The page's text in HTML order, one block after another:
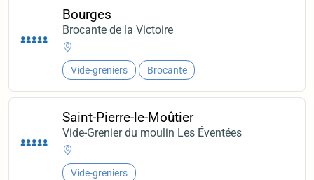
Bourges
Brocante de la Victoire
-
Vide-greniers Brocante
Saint-Pierre-le-Moûtier
Vide-Grenier du moulin Les Éventées
-
Vide-greniers